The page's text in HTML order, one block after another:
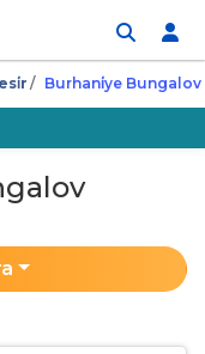
Burhani̇ye Bungalov